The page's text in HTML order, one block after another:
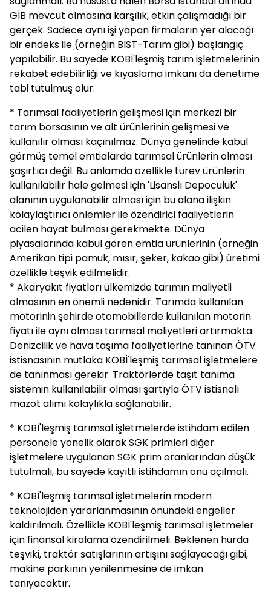
GİB mevcut olmasına karşılık, etkin çalışmadığı bir
gerçek. Sadece aynı işi yapan firmaların yer alacağı
bir endeks ile (örneğin BIST-Tarım gibi) başlangıç
yapılabilir. Bu sayede KOBİ'leşmiş tarım işletmelerinin
rekabet edebilirliği ve kıyaslama imkanı da denetime
tabi tutulmuş olur.
* Tarımsal faaliyetlerin gelişmesi için merkezi bir
tarım borsasının ve alt ürünlerinin gelişmesi ve
kullanılır olması kaçınılmaz. Dünya genelinde kabul
görmüş temel emtialarda tarımsal ürünlerin olması
şaşırtıcı değil. Bu anlamda özellikle türev ürünlerin
kullanılabilir hale gelmesi için 'Lisanslı Depoculuk'
alanının uygulanabilir olması için bu alana ilişkin
kolaylaştırıcı önlemler ile özendirici faaliyetlerin
acilen hayat bulması gerekmekte. Dünya
piyasalarında kabul gören emtia ürünlerinin (örneğin
Amerikan tipi pamuk, mısır, şeker, kakao gibi) üretimi
özellikle teşvik edilmelidir.
* Akaryakıt fiyatları ülkemizde tarımın maliyetli
olmasının en önemli nedenidir. Tarımda kullanılan
motorinin şehirde otomobillerde kullanılan motorin
fiyatı ile aynı olması tarımsal maliyetleri artırmakta.
Denizcilik ve hava taşıma faaliyetlerine tanınan ÖTV
istisnasının mutlaka KOBİ'leşmiş tarımsal işletmelere
de tanınması gerekir. Traktörlerde taşıt tanıma
sistemin kullanılabilir olması şartıyla ÖTV istisnalı
mazot alımı kolaylıkla sağlanabilir.
* KOBİ'leşmiş tarımsal işletmelerde istihdam edilen
personele yönelik olarak SGK primleri diğer
işletmelere uygulanan SGK prim oranlarından düşük
tutulmalı, bu sayede kayıtlı istihdamın önü açılmalı.
* KOBİ'leşmiş tarımsal işletmelerin modern
teknolojiden yararlanmasının önündeki engeller
kaldırılmalı. Özellikle KOBİ'leşmiş tarımsal işletmeler
için finansal kiralama özendirilmeli. Beklenen hurda
teşviki, traktör satışlarının artışını sağlayacağı gibi,
makine parkının yenilenmesine de imkan
tanıyacaktır.